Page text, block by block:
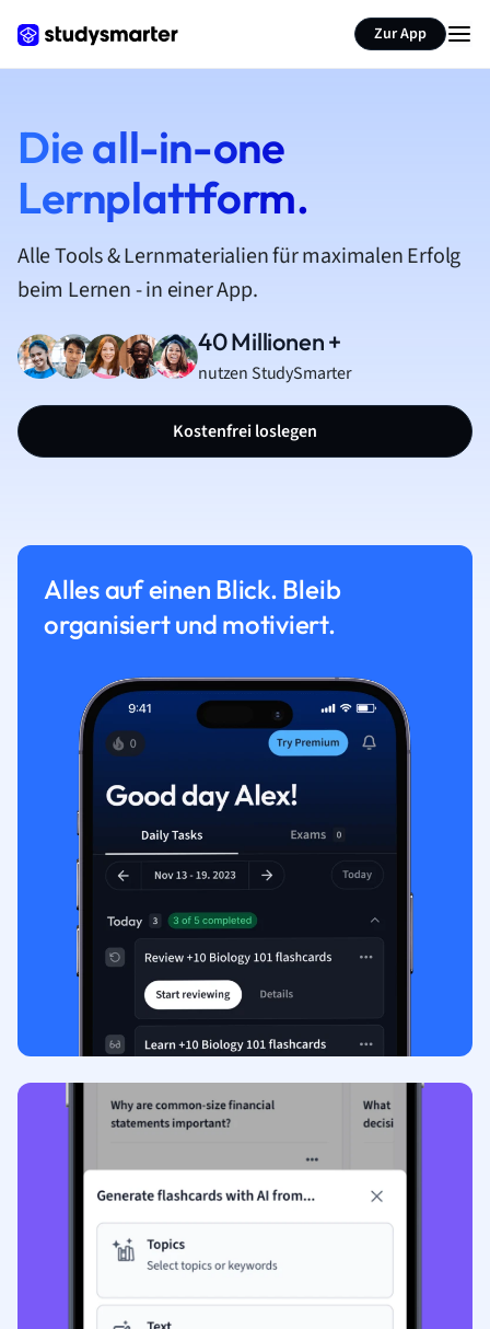
Zur App
Die all-in-one
Lernplattform.
Alle Tools & Lernmaterialien für maximalen Erfolg
beim Lernen - in einer App.
40 Millionen +
nutzen StudySmarter
Kostenfrei loslegen
Alles auf einen Blick. Bleib
organisiert und motiviert.